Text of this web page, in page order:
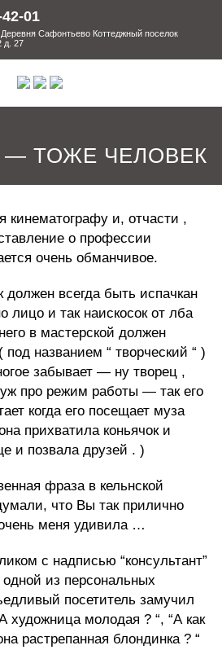
01
Сафонтьево Коттеджный поселок
д. 27
ТОЖЕ ЧЕЛОВЕК
кинематографу и, отчасти ,
о профессии
очень обманчивое.
должен всегда быть испачкан
лицо и так наискосок от лба
в мастерской должен
под названием “ творческий “ )
забывает — ну творец ,
уж про режим работы — так его
когда его посещает муза
прихватила коньячок и
и позвала друзей . )
фраза в кельнской
что Вы так прилично
меня удивила …
с надписью “консультант”
из персональных
посетитель замучил
художница молодая ? “, “А как
растрепанная блондинка ? “